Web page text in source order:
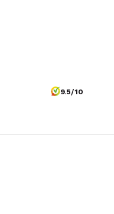
9.5/10